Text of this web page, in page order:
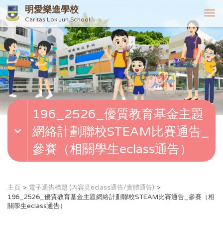
明愛樂進學校
Caritas Lok Jun School
T
o
g
g
l
e
n
v
i
196_2526_優質教育基金主題
網絡計劃聯校STEAM比賽通告_
參賽（相關學生eclass通告）
主頁
電子通告標題 (內容見eclass通告/實體通告)
196_2526_優質教育基金主題網絡計劃聯校STEAM比賽通告_參賽（相
關學生eclass通告）